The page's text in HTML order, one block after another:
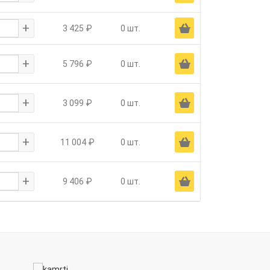
+ 3 425 ₽ 0 шт. Ä
+ 5 796 ₽ 0 шт. Ä
+ 3 099 ₽ 0 шт. Ä
+ 11 004 ₽ 0 шт. Ä
+ 9 406 ₽ 0 шт. Ä